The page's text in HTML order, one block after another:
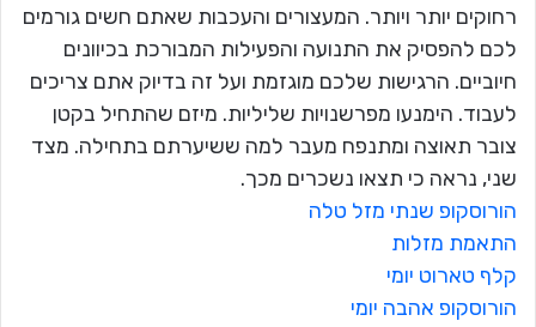
רחוקים יותר ויותר. המעצורים והעכבות שאתם חשים גורמים
לכם להפסיק את התנועה והפעילות המבורכת בכיוונים
חיוביים. הרגישות שלכם מוגזמת ועל זה בדיוק אתם צריכים
לעבוד. הימנעו מפרשנויות שליליות. מיזם שהתחיל בקטן
צובר תאוצה ומתנפח מעבר למה ששיערתם בתחילה. מצד
שני, נראה כי תצאו נשכרים מכך.
הורוסקופ שנתי מזל טלה
התאמת מזלות
קלף טארוט יומי
הורוסקופ אהבה יומי